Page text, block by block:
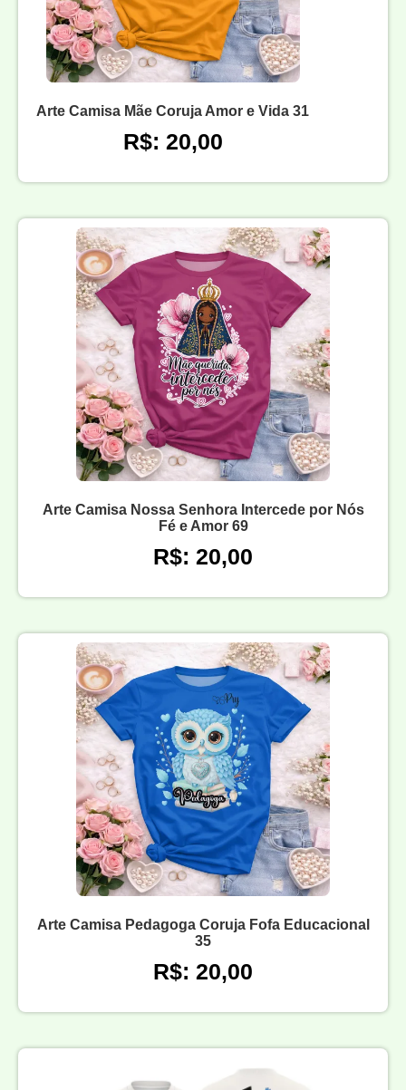
Arte Camisa Mãe Coruja Amor e Vida 31
R$: 20,00
Arte Camisa Nossa Senhora Intercede por Nós
Fé e Amor 69
R$: 20,00
Arte Camisa Pedagoga Coruja Fofa Educacional
35
R$: 20,00